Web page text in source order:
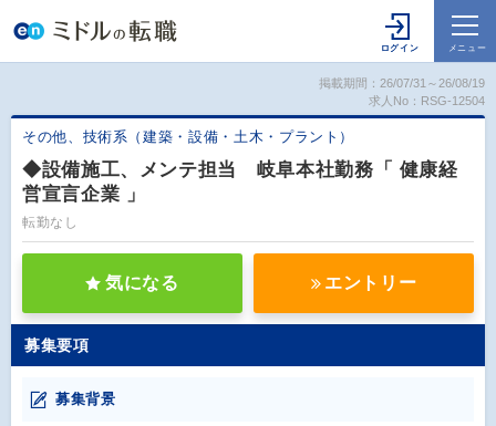
掲載期間：26/07/31～26/08/19
求人No：RSG-12504
その他、技術系（建築・設備・土木・プラント）
◆設備施工、メンテ担当 岐阜本社勤務「 健康経
営宣言企業 」
転勤なし
気になる エントリー
募集要項
募集背景